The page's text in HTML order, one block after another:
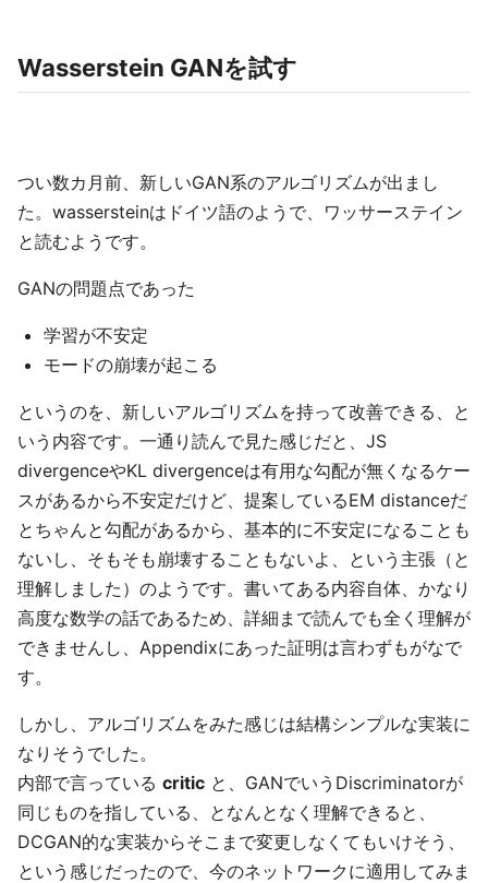
Wasserstein GANを試す
つい数カ月前、新しいGAN系のアルゴリズムが出まし
た。wassersteinはドイツ語のようで、ワッサーステイン
と読むようです。
GANの問題点であった
学習が不安定
モードの崩壊が起こる
というのを、新しいアルゴリズムを持って改善できる、と
いう内容です。一通り読んで見た感じだと、JS
divergenceやKL divergenceは有用な勾配が無くなるケー
スがあるから不安定だけど、提案しているEM distanceだ
とちゃんと勾配があるから、基本的に不安定になることも
ないし、そもそも崩壊することもないよ、という主張（と
理解しました）のようです。書いてある内容自体、かなり
高度な数学の話であるため、詳細まで読んでも全く理解が
できませんし、Appendixにあった証明は言わずもがなで
す。
しかし、アルゴリズムをみた感じは結構シンプルな実装に
なりそうでした。
内部で言っている critic と、GANでいうDiscriminatorが
同じものを指している、となんとなく理解できると、
DCGAN的な実装からそこまで変更しなくてもいけそう、
という感じだったので、今のネットワークに適用してみま